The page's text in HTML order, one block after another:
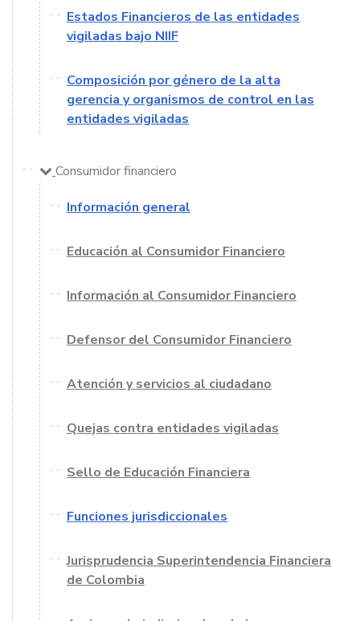
Estados Financieros de las entidades
vigiladas bajo NIIF
Composición por género de la alta
gerencia y organismos de control en las
entidades vigiladas
Consumidor financiero
Información general
Educación al Consumidor Financiero
Información al Consumidor Financiero
Defensor del Consumidor Financiero
Atención y servicios al ciudadano
Quejas contra entidades vigiladas
Sello de Educación Financiera
Funciones jurisdiccionales
Jurisprudencia Superintendencia Financiera
de Colombia